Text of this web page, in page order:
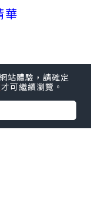
站體驗，請確定
才可繼續瀏覽。
華